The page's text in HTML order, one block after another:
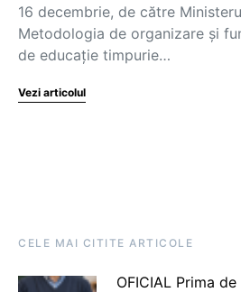
16 decembrie, de către
Metodologia de organizare și
de educație timpurie…
Vezi articolul
CELE MAI CITITE ARTICOLE
OFICIAL Prima